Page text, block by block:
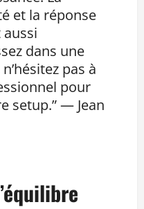
et la réponse
dans une
pas à
pour
setup.” — Jean